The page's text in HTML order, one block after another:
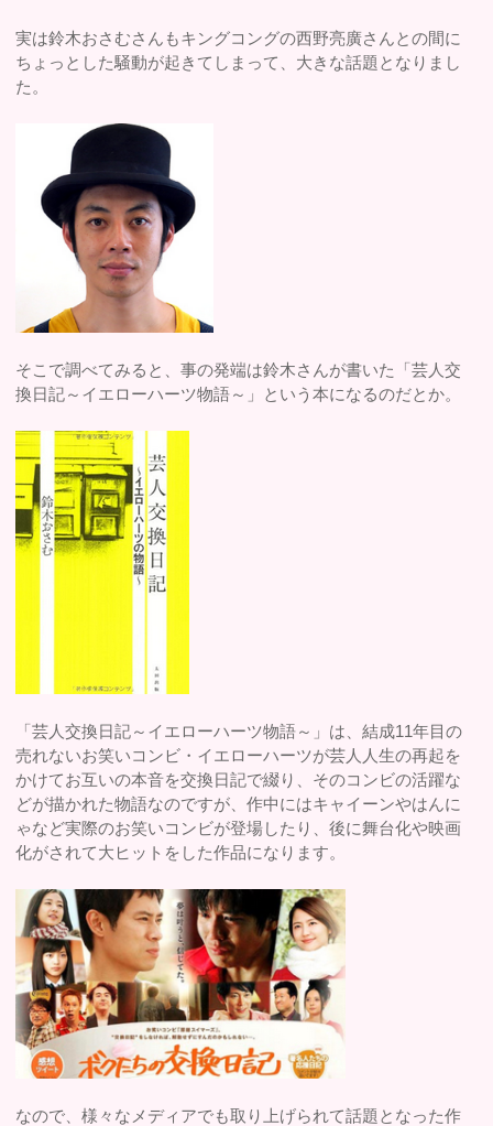
実は鈴木おさむさんもキングコングの西野亮廣さんとの間に
ちょっとした騒動が起きてしまって、大きな話題となりまし
た。
そこで調べてみると、事の発端は鈴木さんが書いた「芸人交
換日記～イエローハーツ物語～」という本になるのだとか。
「芸人交換日記～イエローハーツ物語～」は、結成11年目の
売れないお笑いコンビ・イエローハーツが芸人人生の再起を
かけてお互いの本音を交換日記で綴り、そのコンビの活躍な
どが描かれた物語なのですが、作中にはキャイーンやはんに
ゃなど実際のお笑いコンビが登場したり、後に舞台化や映画
化がされて大ヒットをした作品になります。
なので、様々なメディアでも取り上げられて話題となった作